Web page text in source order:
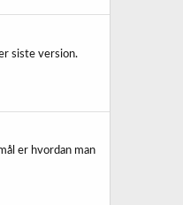
siste version.
er hvordan man